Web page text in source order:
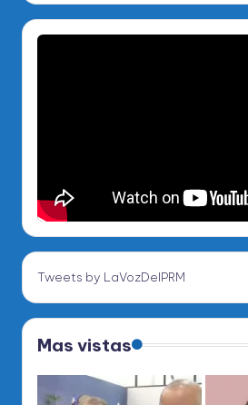
Tweets by LaVozDelPRM
Mas vistas